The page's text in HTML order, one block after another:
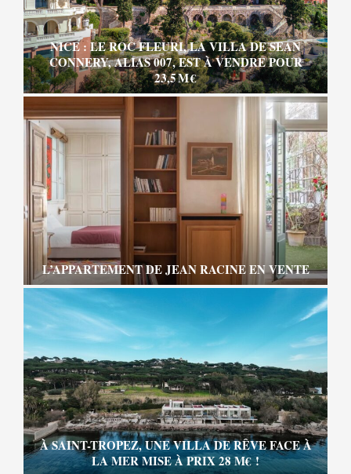
NICE : LE ROC FLEURI, LA VILLA DE SEAN
CONNERY, ALIAS 007, EST À VENDRE POUR
23,5 M €
L’APPARTEMENT DE JEAN RACINE EN VENTE
À SAINT-TROPEZ, UNE VILLA DE RÊVE FACE À
LA MER MISE À PRIX 28 M€ !